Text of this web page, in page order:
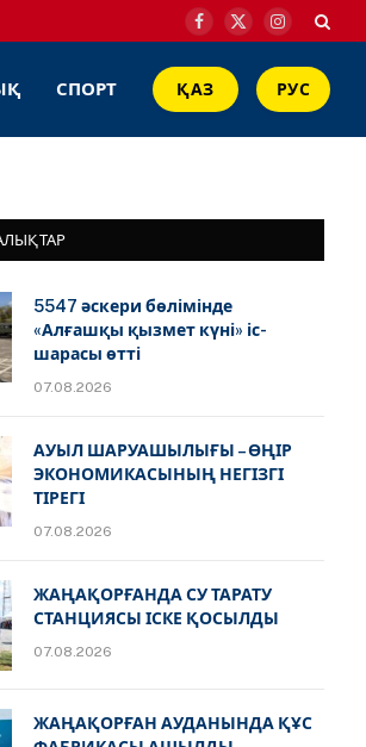
Facebook
X
Instagram
СПОРТ ҚАЗ РУС
5547 әскери бөлімінде
«Алғашқы қызмет күні» іс-
шарасы өтті
07.08.2026
АУЫЛ ШАРУАШЫЛЫҒЫ – ӨҢІР
ЭКОНОМИКАСЫНЫҢ НЕГІЗГІ
ТІРЕГІ
07.08.2026
ЖАҢАҚОРҒАНДА СУ ТАРАТУ
СТАНЦИЯСЫ ІСКЕ ҚОСЫЛДЫ
07.08.2026
ЖАҢАҚОРҒАН АУДАНЫНДА ҚҰС